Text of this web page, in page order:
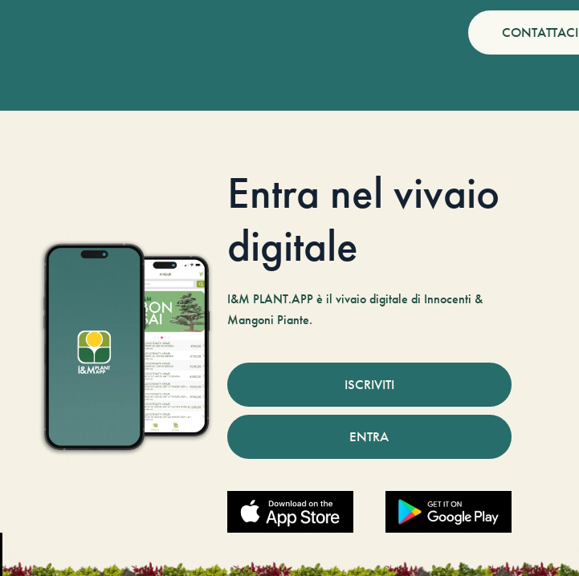
CONTATTACI
Entra nel vivaio
digitale
I&M PLANT.APP è il vivaio digitale di Innocenti &
Mangoni Piante.
ISCRIVITI
ENTRA